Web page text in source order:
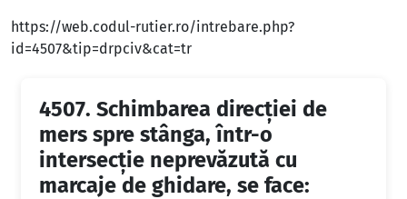
https://web.codul-rutier.ro/intrebare.php?
id=4507&tip=drpciv&cat=tr
4507. Schimbarea direcției de
mers spre stânga, într-o
intersecție neprevăzută cu
marcaje de ghidare, se face: